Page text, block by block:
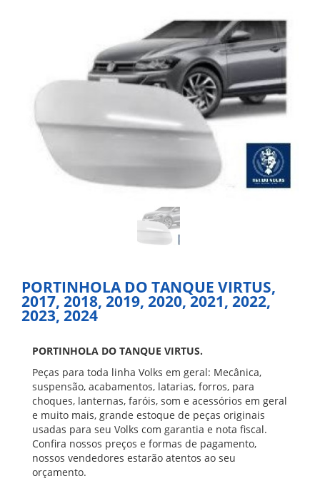
PORTINHOLA DO TANQUE VIRTUS,
2017, 2018, 2019, 2020, 2021, 2022,
2023, 2024
PORTINHOLA DO TANQUE VIRTUS.
Peças para toda linha Volks em geral: Mecânica,
suspensão, acabamentos, latarias, forros, para
choques, lanternas, faróis, som e acessórios em geral
e muito mais, grande estoque de peças originais
usadas para seu Volks com garantia e nota fiscal.
Confira nossos preços e formas de pagamento,
nossos vendedores estarão atentos ao seu
orçamento.